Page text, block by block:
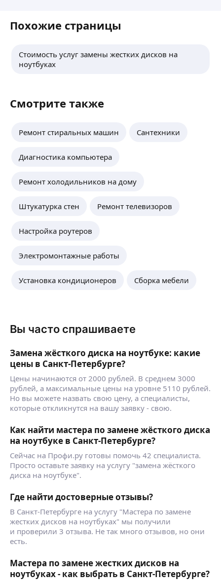
Похожие страницы
Стоимость услуг замены жестких дисков на
ноутбуках
Смотрите также
Ремонт стиральных машин Сантехники
Диагностика компьютера
Ремонт холодильников на дому
Штукатурка стен Ремонт телевизоров
Настройка роутеров
Электромонтажные работы
Установка кондиционеров Сборка мебели
Вы часто спрашиваете
Замена жёсткого диска на ноутбуке: какие
цены в Санкт-Петербурге?
Цены начинаются от 2000 рублей. В среднем 3000
рублей, а максимальные цены на уровне 5110 рублей.
Но вы можете назвать свою цену, а специалисты,
которые откликнутся на вашу заявку - свою.
Как найти мастера по замене жёсткого диска
на ноутбуке в Санкт-Петербурге?
Сейчас на Профи.ру готовы помочь 42 специалиста.
Просто оставьте заявку на услугу "замена жёсткого
диска на ноутбуке".
Где найти достоверные отзывы?
В Санкт-Петербурге на услугу "Мастера по замене
жестких дисков на ноутбуках" мы получили
и проверили 3 отзыва. Не так много отзывов, но они
есть.
Мастера по замене жестких дисков на
ноутбуках - как выбрать в Санкт-Петербурге?